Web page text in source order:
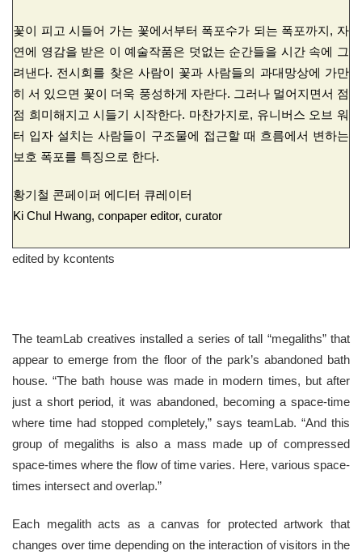
꽃이 피고 시들어 가는 꽃에서부터 폭포수가 되는 폭포까지, 자
연에 영감을 받은 이 예술작품은 덧없는 순간들을 시간 속에 그
려낸다. 전시회를 찾은 사람이 꽃과 사람들의 과대망상에 가만
히 서 있으면 꽃이 더욱 풍성하게 자란다. 그러나 멀어지면서 점
점 희미해지고 시들기 시작한다. 마찬가지로, 유니버스 오브 워
터 입자 설치는 사람들이 구조물에 접근할 때 흐름에서 변하는
보호 폭포를 특징으로 한다.
황기철 콘페이퍼 에디터 큐레이터
Ki Chul Hwang, conpaper editor, curator
edited by kcontents
The teamLab creatives installed a series of tall “megaliths” that
appear to emerge from the floor of the park’s abandoned bath
house. “The bath house was made in modern times, but after
just a short period, it was abandoned, becoming a space-time
where time had stopped completely,” says teamLab. “And this
group of megaliths is also a mass made up of compressed
space-times where the flow of time varies. Here, various space-
times intersect and overlap.”
Each megalith acts as a canvas for protected artwork that
changes over time depending on the interaction of visitors in the